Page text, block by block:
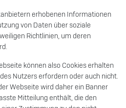
erhobenen Informationen
von Daten über soziale
Richtlinien, um deren
können also Cookies erhalten
Nutzers erfordern oder auch nicht.
Webseite wird daher ein Banner
Mitteilung enthält, die den